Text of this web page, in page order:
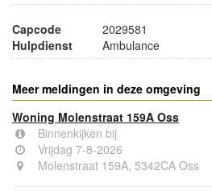
Capcode
2029581
Hulpdienst
Ambulance
Meer meldingen in deze omgeving
Woning Molenstraat 159A Oss
Binnenkijken bij
Vrijdag 7-8-2026
Molenstraat 159A, 5342CA Oss